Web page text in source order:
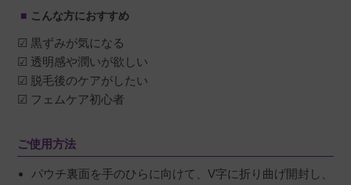
こんな方におすすめ
☑ 黒ずみが気になる
☑ 透明感や潤いが欲しい
☑ 脱毛後のケアがしたい
☑ フェムケア初心者
ご使用方法
パウチ裏面を手のひらに向けて、V字に折り曲げ開封し、